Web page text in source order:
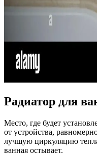
Радиатор для
Место, где будет
от устройства,
лучшую циркуляцию
ванная остывает.